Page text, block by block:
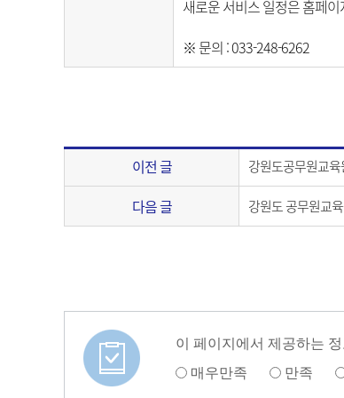
새로운 서비스 일정은 홈페
※ 문의 : 033-248-6262
이전 글 강원도공무원교
다음 글 강원도 공무원교
이 페이지에서 제공하는
매우만족
만족